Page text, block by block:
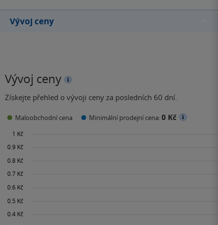
Vývoj ceny
Vývoj ceny
Získejte přehled o vývoji ceny za posledních 60 dní.
Maloobchodní cena Minimální prodejní cena:0 Kč